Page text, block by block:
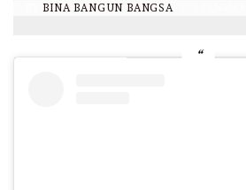
BY BINA BANGUN BANGSA